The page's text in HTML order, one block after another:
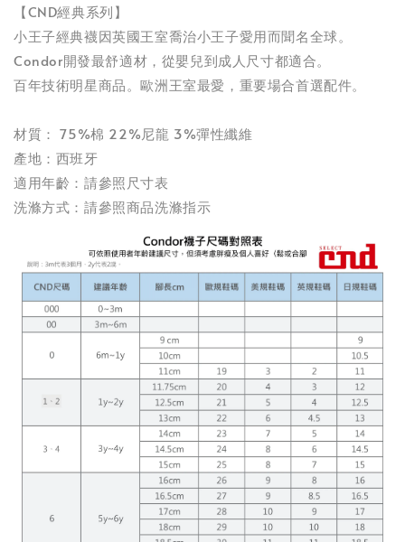
【CND經典系列】
小王子經典襪因英國王室喬治小王子愛用而聞名全球。
Condor開發最舒適材，從嬰兒到成人尺寸都適合。
百年技術明星商品。歐洲王室最愛，重要場合首選配件。
材質： 75%棉 22%尼龍 3%彈性纖維
產地：西班牙
適用年齡：請參照尺寸表
洗滌方式：請參照商品洗滌指示